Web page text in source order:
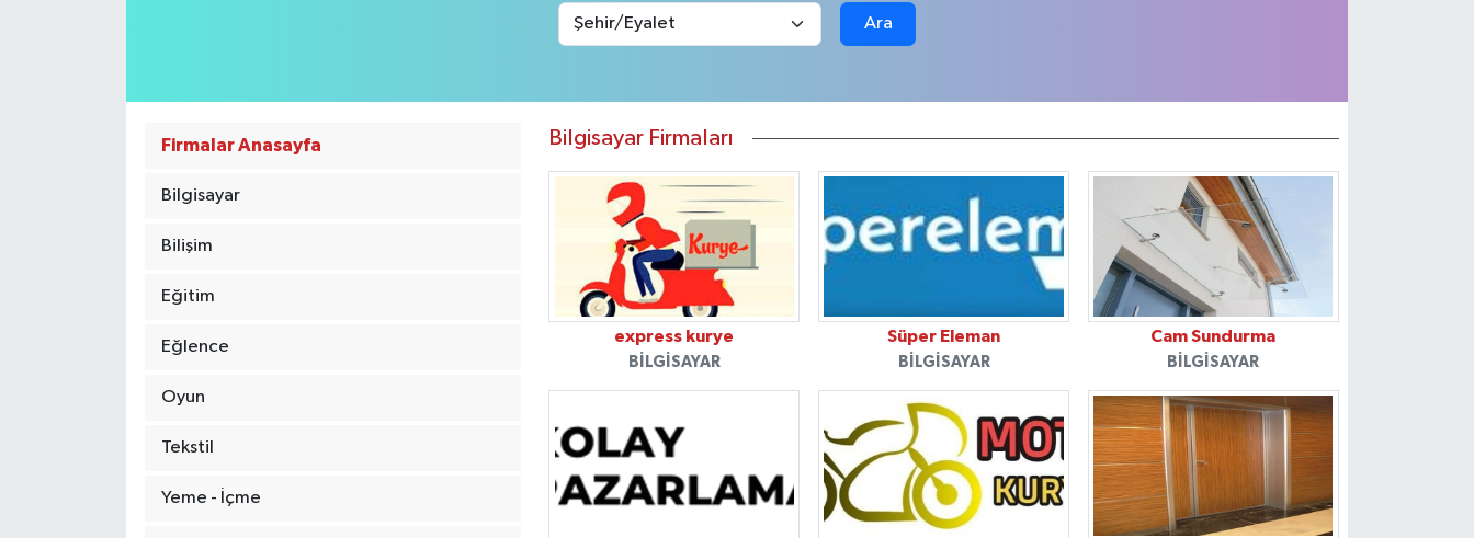
Ara
Firmalar Anasayfa
Bilgisayar
Bilişim
Eğitim
Eğlence
Oyun
Tekstil
Yeme - İçme
Bilgisayar Firmaları
express kurye
BILGISAYAR
Süper Eleman
BILGISAYAR
Cam Sundurma
BILGISAYAR
ÖZEL HABER